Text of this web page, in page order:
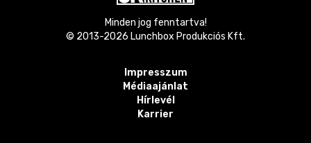
Minden jog fenntartva!
© 2013-2026 Lunchbox Produkciós Kft.
Impresszum
Médiaajánlat
Hírlevél
Karrier